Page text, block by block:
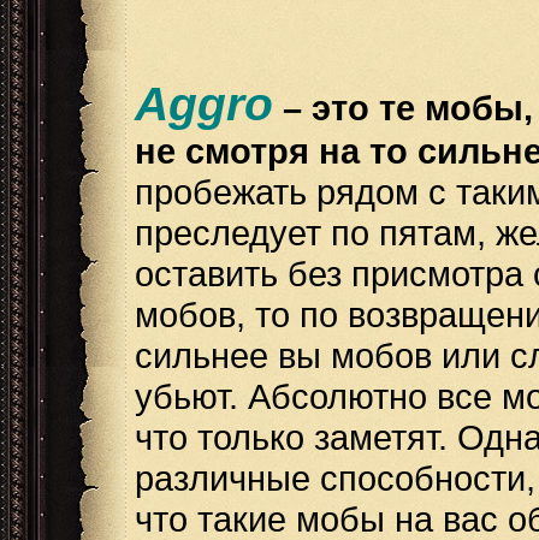
Aggro – это те
не смотря на то
пробежать рядом с
преследует по пятам,
оставить без
мобов, то по
сильнее вы мобов или
убьют. Абсолютно все
что только заметят.
различные
что такие мобы на вас